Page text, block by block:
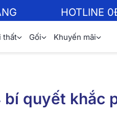
HOTLINE
thất Gối Khuyến mãi
quyết khắc